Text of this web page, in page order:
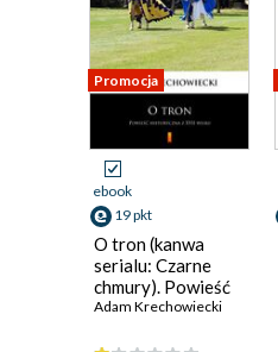
Promocja
ebook
19 pkt
O tron (kanwa
serialu: Czarne
chmury). Powieść
historyczna z XVII
Adam Krechowiecki